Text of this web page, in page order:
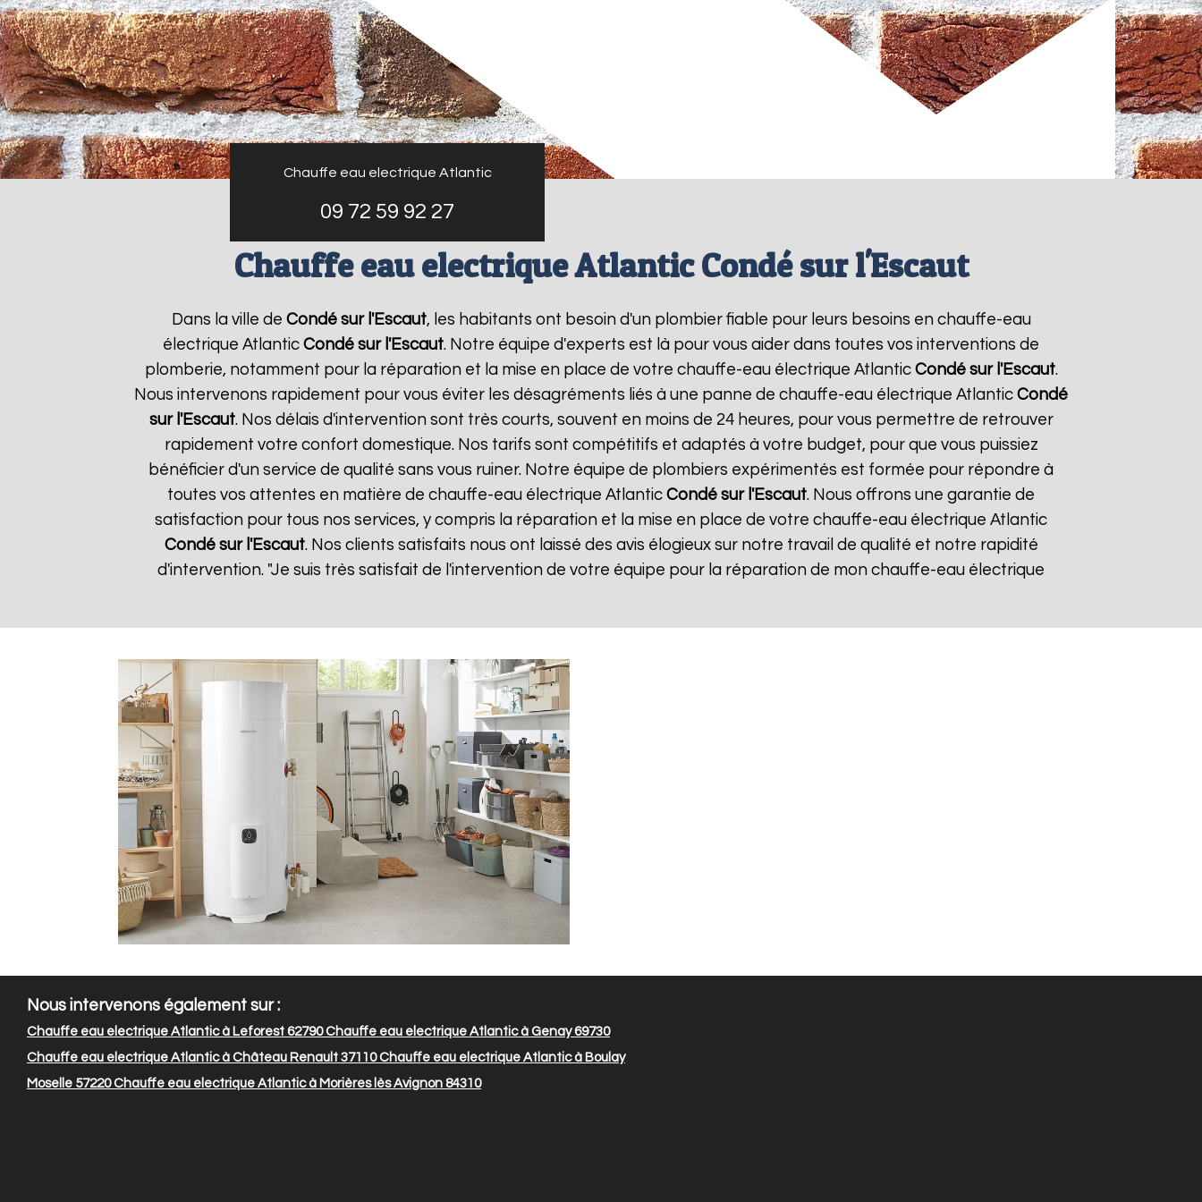
Chauffe eau electrique Atlantic
09 72 59 92 27
Chauffe eau electrique Atlantic Condé sur l'Escaut
Dans la ville de Condé sur l'Escaut, les habitants ont besoin d'un plombier fiable pour leurs besoins en chauffe-eau
électrique Atlantic Condé sur l'Escaut. Notre équipe d'experts est là pour vous aider dans toutes vos interventions de
plomberie, notamment pour la réparation et la mise en place de votre chauffe-eau électrique Atlantic Condé sur l'Escaut.
Nous intervenons rapidement pour vous éviter les désagréments liés à une panne de chauffe-eau électrique Atlantic Condé
sur l'Escaut. Nos délais d'intervention sont très courts, souvent en moins de 24 heures, pour vous permettre de retrouver
rapidement votre confort domestique. Nos tarifs sont compétitifs et adaptés à votre budget, pour que vous puissiez
bénéficier d'un service de qualité sans vous ruiner. Notre équipe de plombiers expérimentés est formée pour répondre à
toutes vos attentes en matière de chauffe-eau électrique Atlantic Condé sur l'Escaut. Nous offrons une garantie de
satisfaction pour tous nos services, y compris la réparation et la mise en place de votre chauffe-eau électrique Atlantic
Condé sur l'Escaut. Nos clients satisfaits nous ont laissé des avis élogieux sur notre travail de qualité et notre rapidité
d'intervention. "Je suis très satisfait de l'intervention de votre équipe pour la réparation de mon chauffe-eau électrique
Nous intervenons également sur :
Chauffe eau electrique Atlantic à Leforest 62790Chauffe eau electrique Atlantic à Genay 69730
Chauffe eau electrique Atlantic à Château Renault 37110Chauffe eau electrique Atlantic à Boulay
Moselle 57220Chauffe eau electrique Atlantic à Morières lès Avignon 84310